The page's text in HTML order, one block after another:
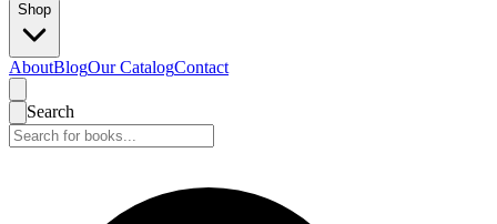
Shop
AboutBlogOur CatalogContact
Search